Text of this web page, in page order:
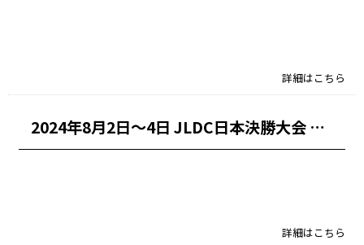
詳細はこちら
2024年8月2日～4日 JLDC日本決勝大会 開催情報
詳細はこちら